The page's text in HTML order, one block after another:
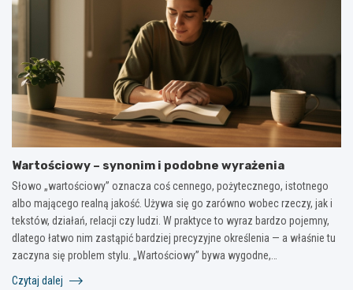
Wartościowy – synonim i podobne wyrażenia
Słowo „wartościowy” oznacza coś cennego, pożytecznego, istotnego
albo mającego realną jakość. Używa się go zarówno wobec rzeczy, jak i
tekstów, działań, relacji czy ludzi. W praktyce to wyraz bardzo pojemny,
dlatego łatwo nim zastąpić bardziej precyzyjne określenia — a właśnie tu
zaczyna się problem stylu. „Wartościowy” bywa wygodne,…
Czytaj dalej